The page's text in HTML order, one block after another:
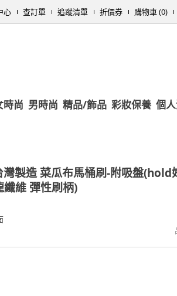
心 查訂單 追蹤清單 折價券 購物車 (0)
時尚 男時尚 精品/飾品 彩妝保養 個
製造 菜瓜布馬桶刷-附吸盤(hold
維 彈性刷柄)